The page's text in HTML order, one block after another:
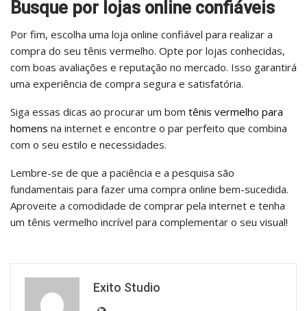
Busque por lojas online confiáveis
Por fim, escolha uma loja online confiável para realizar a
compra do seu tênis vermelho. Opte por lojas conhecidas,
com boas avaliações e reputação no mercado. Isso garantirá
uma experiência de compra segura e satisfatória.
Siga essas dicas ao procurar um bom tênis vermelho para
homens na internet e encontre o par perfeito que combina
com o seu estilo e necessidades.
Lembre-se de que a paciência e a pesquisa são
fundamentais para fazer uma compra online bem-sucedida.
Aproveite a comodidade de comprar pela internet e tenha
um tênis vermelho incrível para complementar o seu visual!
Exito Studio